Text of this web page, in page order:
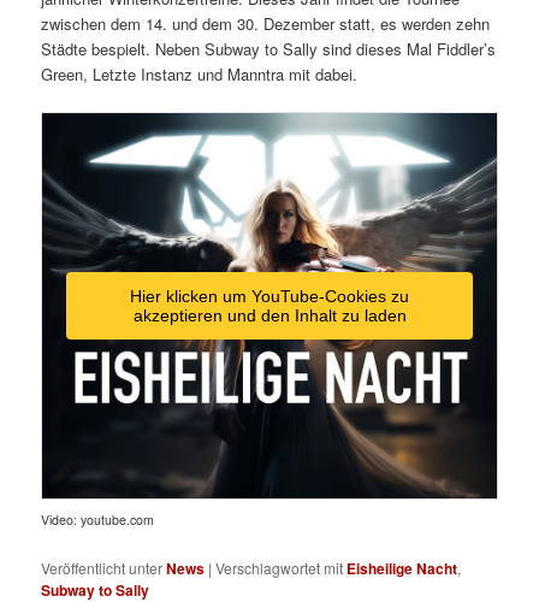
zwischen dem 14. und dem 30. Dezember statt, es werden zehn
Städte bespielt. Neben Subway to Sally sind dieses Mal Fiddler’s
Green, Letzte Instanz und Manntra mit dabei.
Hier klicken um YouTube-Cookies zu
akzeptieren und den Inhalt zu laden
Video: youtube.com
Veröffentlicht unterNews |Verschlagwortet mit Eisheilige Nacht,
Subway to Sally